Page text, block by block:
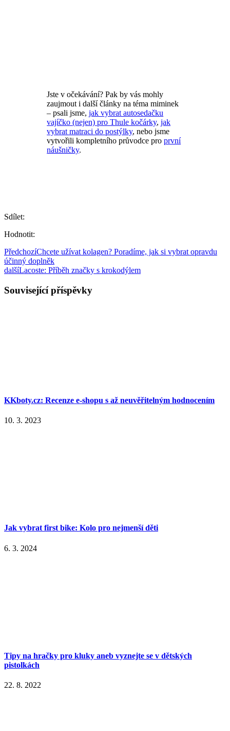
Jste v očekávání? Pak by vás mohly
zaujmout i další články na téma miminek
– psali jsme,jak vybrat autosedačku
vajíčko (nejen) pro Thule kočárky,jak
vybrat matraci do postýlky, nebo jsme
vytvořili kompletního průvodce proprvní
náušničky.
Sdílet:
Hodnotit:
PředchozíChcete užívat kolagen? Poradíme, jak si vybrat opravdu
účinný doplněk
dalšíLacoste: Příběh značky s krokodýlem
Související příspěvky
KKboty.cz: Recenze e-shopu s až neuvěřitelným hodnocením
10. 3. 2023
Jak vybrat first bike: Kolo pro nejmenší děti
6. 3. 2024
Tipy na hračky pro kluky aneb vyznejte se v dětských
pistolkách
22. 8. 2022